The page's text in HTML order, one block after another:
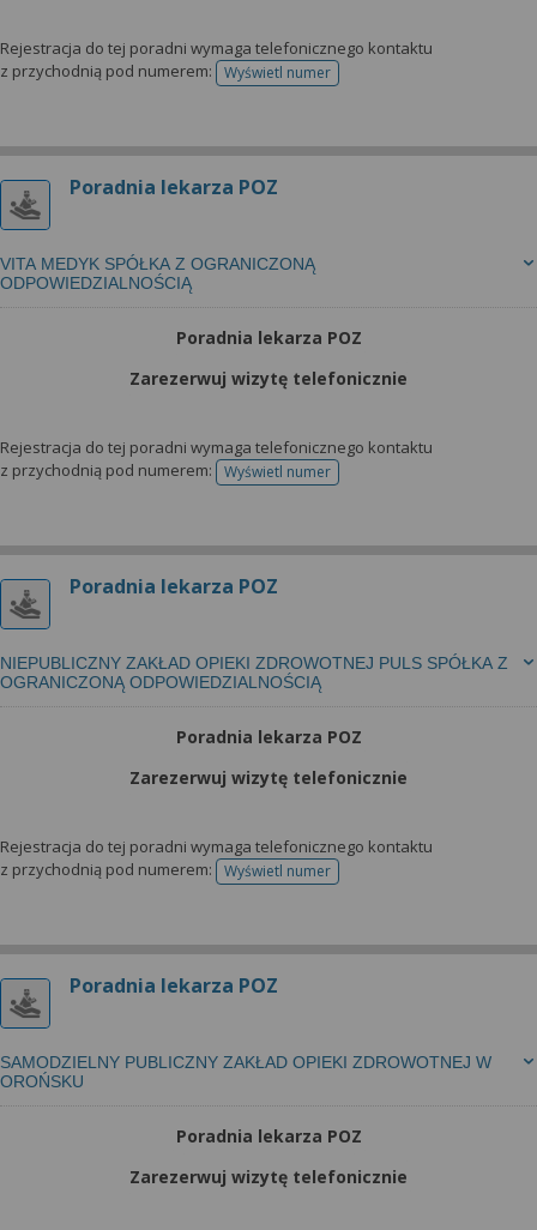
Rejestracja do tej poradni wymaga telefonicznego kontaktu
z przychodnią pod numerem:
Wyświetl numertelefonu do rejestracji
Poradnia lekarza POZ
VITA MEDYK SPÓŁKA Z OGRANICZONĄ
ODPOWIEDZIALNOŚCIĄ
Poradnia lekarza POZ
Zarezerwuj wizytę telefonicznie
Rejestracja do tej poradni wymaga telefonicznego kontaktu
z przychodnią pod numerem:
Wyświetl numertelefonu do rejestracji
Poradnia lekarza POZ
NIEPUBLICZNY ZAKŁAD OPIEKI ZDROWOTNEJ PULS SPÓŁKA Z
OGRANICZONĄ ODPOWIEDZIALNOŚCIĄ
Poradnia lekarza POZ
Zarezerwuj wizytę telefonicznie
Rejestracja do tej poradni wymaga telefonicznego kontaktu
z przychodnią pod numerem:
Wyświetl numertelefonu do rejestracji
Poradnia lekarza POZ
SAMODZIELNY PUBLICZNY ZAKŁAD OPIEKI ZDROWOTNEJ W
OROŃSKU
Poradnia lekarza POZ
Zarezerwuj wizytę telefonicznie